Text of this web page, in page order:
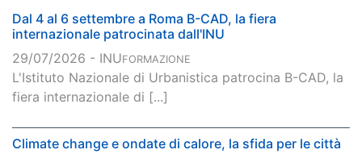
Dal 4 al 6 settembre a Roma B-CAD, la fiera
internazionale patrocinata dall'INU
29/07/2026 - INUFORMAZIONE
L'Istituto Nazionale di Urbanistica patrocina B-CAD, la
fiera internazionale di [...]
Climate change e ondate di calore, la sfida per le città